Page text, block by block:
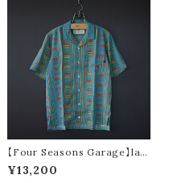
【Four Seasons Garage】lad
der stripe open collar s/s s
hirt (mint)
¥13,200